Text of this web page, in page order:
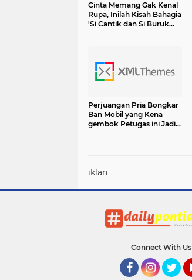
Cinta Memang Gak Kenal
Rupa, Inilah Kisah Bahagia
'Si Cantik dan Si Buruk
Perjuangan Pria Bongkar
Ban Mobil yang Kena
gembok Petugas ini Jadi
iklan
Connect With Us